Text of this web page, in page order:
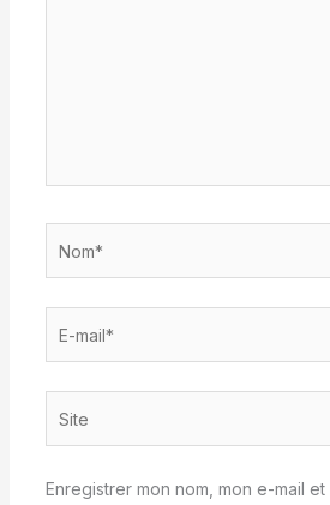
mail*
Enregistrer mon nom, mon e-mail